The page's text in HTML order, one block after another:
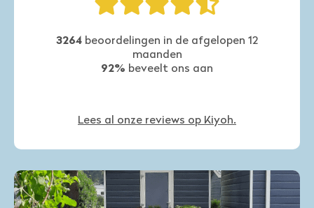
3264 beoordelingen in de afgelopen 12
maanden
92% beveelt ons aan
Lees al onze reviews op Kiyoh.